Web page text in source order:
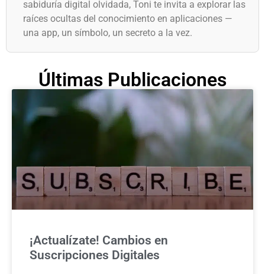
sabiduría digital olvidada, Toni te invita a explorar las
raíces ocultas del conocimiento en aplicaciones —
una app, un símbolo, un secreto a la vez.
Últimas Publicaciones
¡Actualízate! Cambios en
Suscripciones Digitales